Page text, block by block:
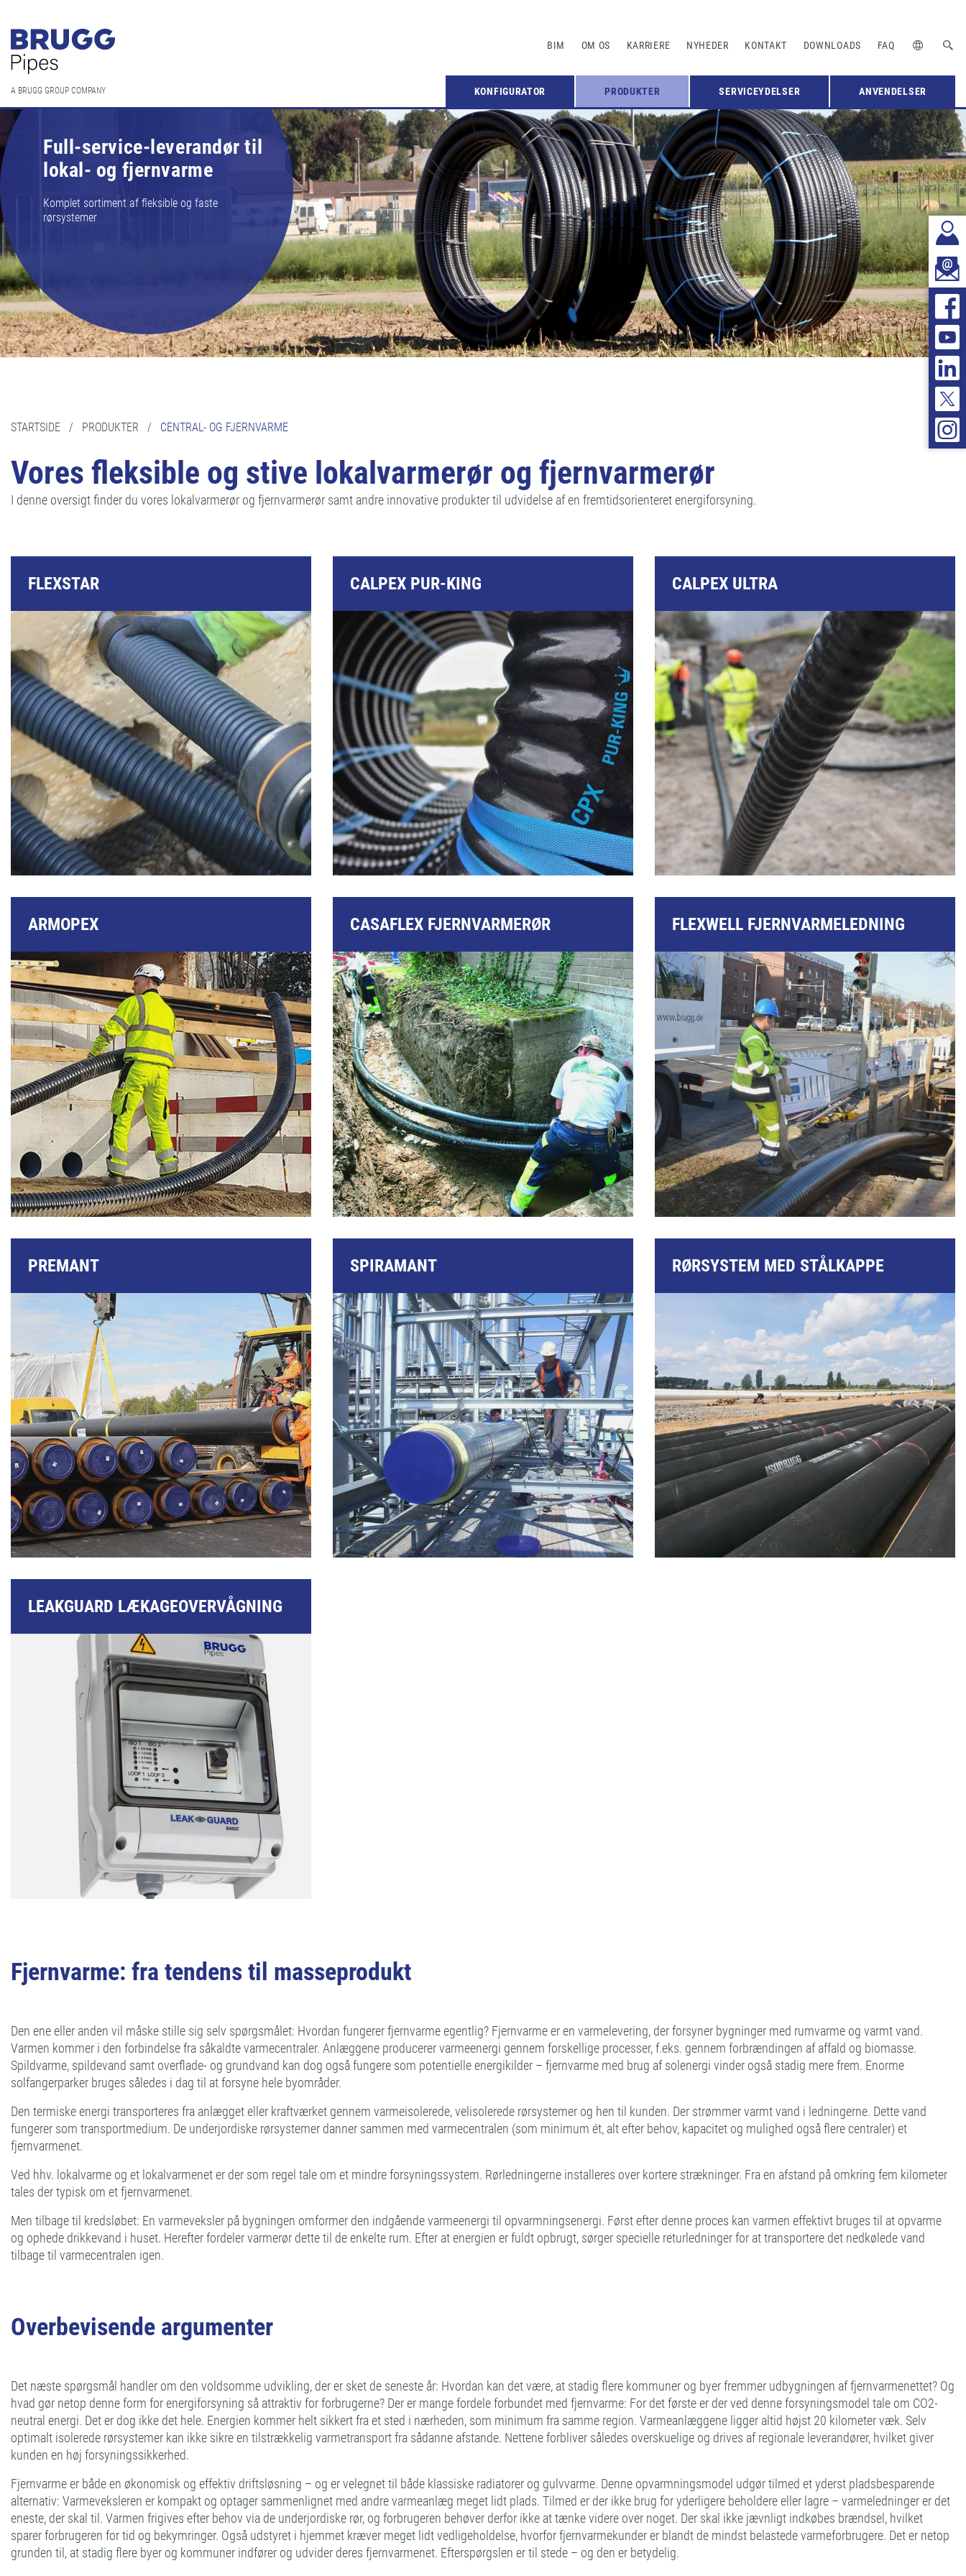
BIM OM OS KARRIERE NYHEDER KONTAKT DOWNLOADS FAQ
A BRUGG GROUP COMPANY KONFIGURATOR PRODUKTER SERVICEYDELSER ANVENDELSER
Full-service-leverandør til
lokal- og fjernvarme
Komplet sortiment af fleksible og faste
rørsystemer
STARTSIDE / PRODUKTER / CENTRAL- OG FJERNVARME
Vores fleksible og stive lokalvarmerør og fjernvarmerør
I denne oversigt finder du vores lokalvarmerør og fjernvarmerør samt andre innovative produkter til udvidelse af en fremtidsorienteret energiforsyning.
FLEXSTAR CALPEX PUR-KING CALPEX ULTRA
ARMOPEX CASAFLEX FJERNVARMERØR FLEXWELL FJERNVARMELEDNING
PREMANT SPIRAMANT RØRSYSTEM MED STÅLKAPPE
LEAKGUARD LÆKAGEOVERVÅGNING
Fjernvarme: fra tendens til masseprodukt
Den ene eller anden vil måske stille sig selv spørgsmålet: Hvordan fungerer fjernvarme egentlig? Fjernvarme er en varmelevering, der forsyner bygninger med rumvarme og varmt vand.
Varmen kommer i den forbindelse fra såkaldte varmecentraler. Anlæggene producerer varmeenergi gennem forskellige processer, f.eks. gennem forbrændingen af affald og biomasse.
Spildvarme, spildevand samt overflade- og grundvand kan dog også fungere som potentielle energikilder – fjernvarme med brug af solenergi vinder også stadig mere frem. Enorme
solfangerparker bruges således i dag til at forsyne hele byområder.
Den termiske energi transporteres fra anlægget eller kraftværket gennem varmeisolerede, velisolerede rørsystemer og hen til kunden. Der strømmer varmt vand i ledningerne. Dette vand
fungerer som transportmedium. De underjordiske rørsystemer danner sammen med varmecentralen (som minimum ét, alt efter behov, kapacitet og mulighed også flere centraler) et
fjernvarmenet.
Ved hhv. lokalvarme og et lokalvarmenet er der som regel tale om et mindre forsyningssystem. Rørledningerne installeres over kortere strækninger. Fra en afstand på omkring fem kilometer
tales der typisk om et fjernvarmenet.
Men tilbage til kredsløbet: En varmeveksler på bygningen omformer den indgående varmeenergi til opvarmningsenergi. Først efter denne proces kan varmen effektivt bruges til at opvarme
og ophede drikkevand i huset. Herefter fordeler varmerør dette til de enkelte rum. Efter at energien er fuldt opbrugt, sørger specielle returledninger for at transportere det nedkølede vand
tilbage til varmecentralen igen.
Overbevisende argumenter
Det næste spørgsmål handler om den voldsomme udvikling, der er sket de seneste år: Hvordan kan det være, at stadig flere kommuner og byer fremmer udbygningen af fjernvarmenettet? Og
hvad gør netop denne form for energiforsyning så attraktiv for forbrugerne? Der er mange fordele forbundet med fjernvarme: For det første er der ved denne forsyningsmodel tale om CO2-
neutral energi. Det er dog ikke det hele. Energien kommer helt sikkert fra et sted i nærheden, som minimum fra samme region. Varmeanlæggene ligger altid højst 20 kilometer væk. Selv
optimalt isolerede rørsystemer kan ikke sikre en tilstrækkelig varmetransport fra sådanne afstande. Nettene forbliver således overskuelige og drives af regionale leverandører, hvilket giver
kunden en høj forsyningssikkerhed.
Fjernvarme er både en økonomisk og effektiv driftsløsning – og er velegnet til både klassiske radiatorer og gulvvarme. Denne opvarmningsmodel udgør tilmed et yderst pladsbesparende
alternativ: Varmeveksleren er kompakt og optager sammenlignet med andre varmeanlæg meget lidt plads. Tilmed er der ikke brug for yderligere beholdere eller lagre – varmeledninger er det
eneste, der skal til. Varmen frigives efter behov via de underjordiske rør, og forbrugeren behøver derfor ikke at tænke videre over noget. Der skal ikke jævnligt indkøbes brændsel, hvilket
sparer forbrugeren for tid og bekymringer. Også udstyret i hjemmet kræver meget lidt vedligeholdelse, hvorfor fjernvarmekunder er blandt de mindst belastede varmeforbrugere. Det er netop
grunden til, at stadig flere byer og kommuner indfører og udvider deres fjernvarmenet. Efterspørgslen er til stede – og den er betydelig.